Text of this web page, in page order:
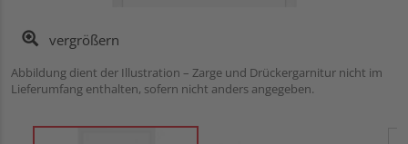
vergrößern
Abbildung dient der Illustration – Zarge und Drückergarnitur nicht im
Lieferumfang enthalten, sofern nicht anders angegeben.